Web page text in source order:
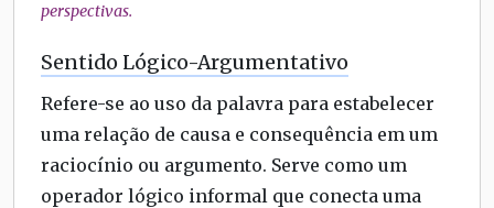
perspectivas.
Sentido Lógico-Argumentativo
Refere-se ao uso da palavra para estabelecer
uma relação de causa e consequência em um
raciocínio ou argumento. Serve como um
operador lógico informal que conecta uma